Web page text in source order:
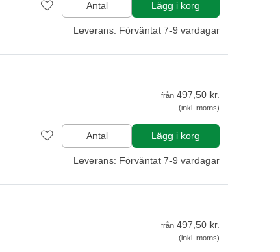
Antal Lägg i korg
Leverans: Förväntat 7-9 vardagar
från 497,50 kr.
(inkl. moms)
Antal Lägg i korg
Leverans: Förväntat 7-9 vardagar
från 497,50 kr.
(inkl. moms)